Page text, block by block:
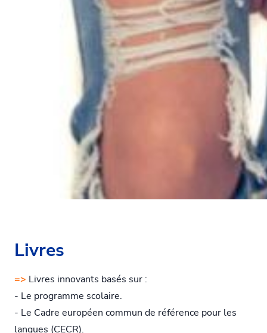
Livres
=> Livres innovants basés sur :
- Le programme scolaire.
- Le Cadre européen commun de référence pour les
langues (CECR).